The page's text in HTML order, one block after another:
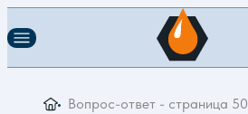
Вопрос-ответ - страница 50